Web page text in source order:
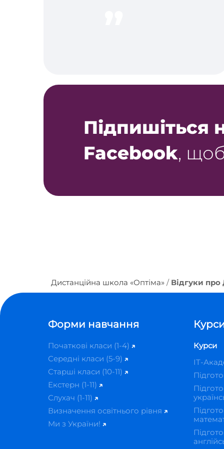
Підпишіться
Facebook,
Дистанційна школа «Оптіма» Відгуки
Форми навчання
Початкові класи (1-4)
Середні класи (5-9)
Старші класи (10-11)
Екстерн (1-11)
Слухач (1-11)
Визначення освітнього рівня
Ми з України!
Курси
IT-